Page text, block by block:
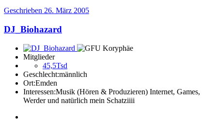
Geschrieben 26. März 2005
DJ_Biohazard
Mitglieder
45,5Tsd
Geschlecht:männlich
Ort:Emden
Interessen:Musik (Hören & Produzieren) Internet, Games,
Werder und natürlich mein Schatziiii